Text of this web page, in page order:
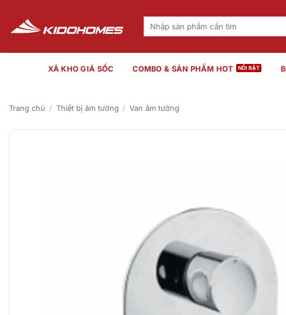
nội
dung
Tìm
XẢ KHO GIÁ SỐC COMBO & SẢN PHẨM HOT
Trang chủ / Thiết bị âm tường / Van âm tường